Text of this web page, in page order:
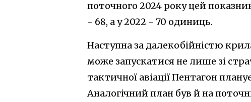
поточного 2024 року цей
- 68, а у 2022 - 70 одиниць.
Наступна за далекобійністю
може запускатися не лише зі
тактичної авіації Пентагон
Аналогічний план був й на